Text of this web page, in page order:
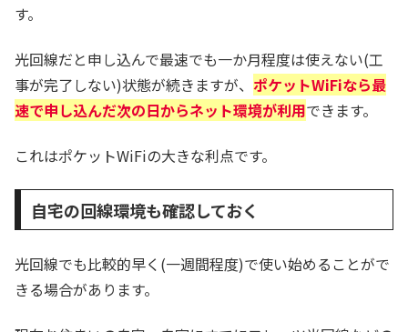
す。
光回線だと申し込んで最速でも一か月程度は使えない(工
事が完了しない)状態が続きますが、 ポケットWiFiなら最
速で申し込んだ次の日からネット環境が利用できます。
これはポケットWiFiの大きな利点です。
自宅の回線環境も確認しておく
光回線でも比較的早く(一週間程度)で使い始めることがで
きる場合があります。